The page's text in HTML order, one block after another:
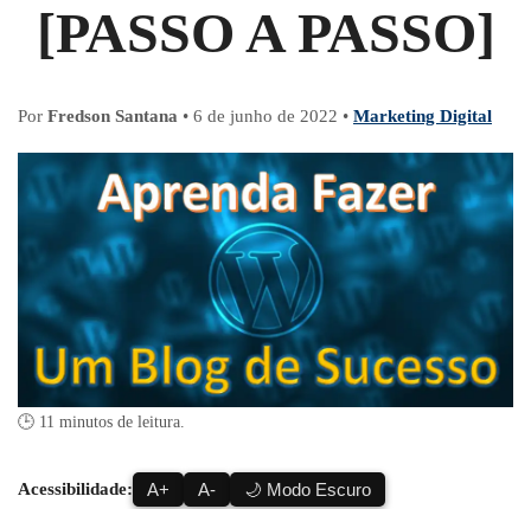
[PASSO A PASSO]
Por Fredson Santana • 6 de junho de 2022 • Marketing Digital
🕒 11 minutos de leitura.
Acessibilidade: A+ A- 🌙 Modo Escuro